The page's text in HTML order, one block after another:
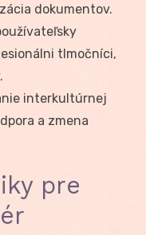
dokumentov.
tlmočníci,
interkultúrnej
a zmena
pre